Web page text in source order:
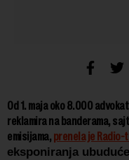
Od 1. maja oko 8.000
reklamira na banderama,
emisijama, prenela je
eksponiranja